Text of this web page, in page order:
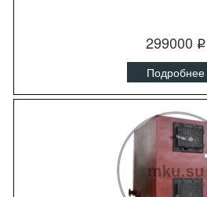
299000 q
Подробнее